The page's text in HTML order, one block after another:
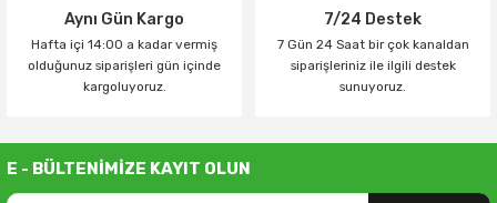
Aynı Gün Kargo
Hafta içi 14:00 a kadar vermiş
olduğunuz siparişleri gün içinde
kargoluyoruz.
7/24 Destek
7 Gün 24 Saat bir çok kanaldan
siparişleriniz ile ilgili destek
sunuyoruz.
E - BÜLTENİMİZE KAYIT OLUN